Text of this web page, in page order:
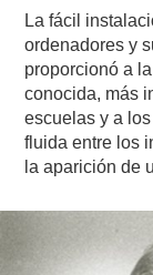
La fácil
ordenadores y
proporcionó a
conocida, más
escuelas y a
fluida entre los
la aparición de